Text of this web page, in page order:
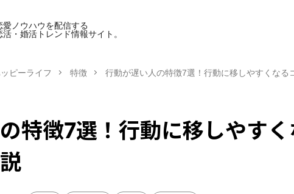
愛ノウハウを配信する
活・婚活トレンド情報サイト。
ピーライフ 特徴 行動が遅い人の特徴7選！行動に移しやすくなる
特徴7選！行動に移しやす